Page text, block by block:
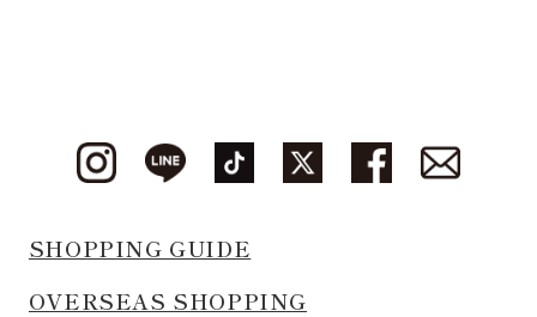
SHOPPING GUIDE
OVERSEAS SHOPPING